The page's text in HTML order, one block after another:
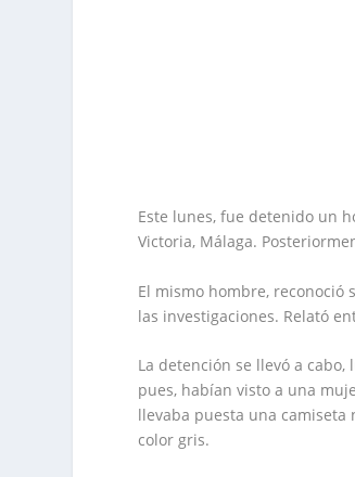
Este lunes, fue detenido un
Victoria, Málaga.
El mismo hombre, reconoció
las investigaciones. Relató
La detención se llevó a
pues, habían visto a una
llevaba puesta una
color gris.